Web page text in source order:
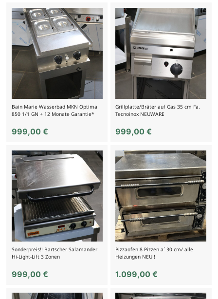
Bain Marie Wasserbad MKN Optima
850 1/1 GN + 12 Monate Garantie*
999,00 €
Grillplatte/Bräter auf Gas 35 cm Fa.
Tecnoinox NEUWARE
999,00€
Sonderpreis!! Bartscher Salamander
Hi-Light-Lift 3 Zonen
999,00 €
Pizzaofen 8 Pizzen a´ 30 cm/ alle
Heizungen NEU !
1.099,00€